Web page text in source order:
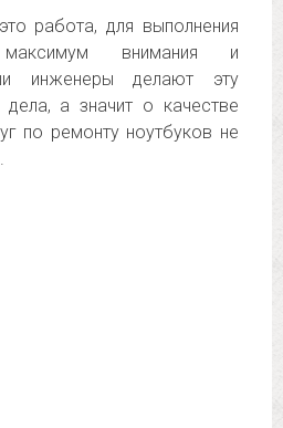
работа, для выполнения
внимания и
инженеры делают эту
а значит о качестве
по ремонту ноутбуков не